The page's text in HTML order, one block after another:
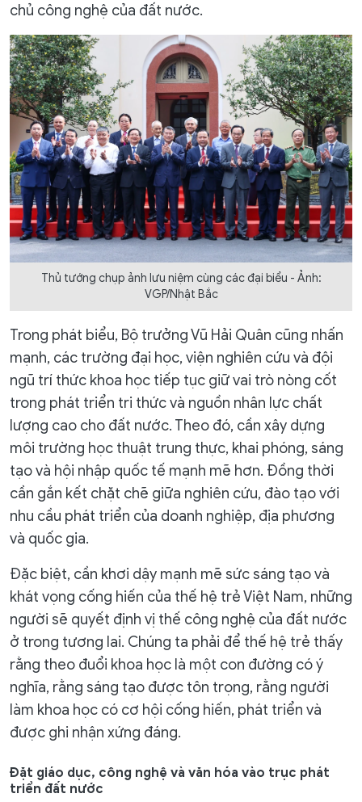
chủ công nghệ của đất nước.
Thủ tướng chụp ảnh lưu niệm cùng các đại biểu - Ảnh:
VGP/Nhật Bắc
Trong phát biểu, Bộ trưởng Vũ Hải Quân cũng nhấn
mạnh, các trường đại học, viện nghiên cứu và đội
ngũ trí thức khoa học tiếp tục giữ vai trò nòng cốt
trong phát triển tri thức và nguồn nhân lực chất
lượng cao cho đất nước. Theo đó, cần xây dựng
môi trường học thuật trung thực, khai phóng, sáng
tạo và hội nhập quốc tế mạnh mẽ hơn. Đồng thời
cần gắn kết chặt chẽ giữa nghiên cứu, đào tạo với
nhu cầu phát triển của doanh nghiệp, địa phương
và quốc gia.
Đặc biệt, cần khơi dậy mạnh mẽ sức sáng tạo và
khát vọng cống hiến của thế hệ trẻ Việt Nam, những
người sẽ quyết định vị thế công nghệ của đất nước
ở trong tương lai. Chúng ta phải để thế hệ trẻ thấy
rằng theo đuổi khoa học là một con đường có ý
nghĩa, rằng sáng tạo được tôn trọng, rằng người
làm khoa học có cơ hội cống hiến, phát triển và
được ghi nhận xứng đáng.
Đặt giáo dục, công nghệ và văn hóa vào trục phát
triển đất nước